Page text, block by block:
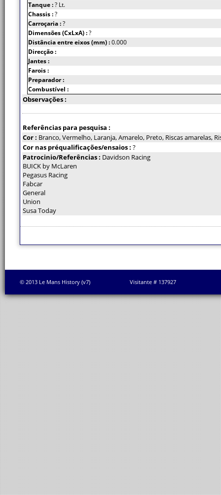
Tanque :? Lt.
Chassis :?
Carroçaria :?
Dimensões (CxLxA) :?
Distância entre eixos (mm) :0.000
Direcção :
Jantes :
Farois :
Preparador :
Combustível :
Observações :
Referências para pesquisa :
Cor : Branco, Vermelho, Laranja, Amarelo, Preto, Riscas amarelas,
Cor nas préqualificações/ensaios : ?
Patrocinio/Referências : Davidson Racing
BUICK by McLaren
Pegasus Racing
Fabcar
General
Union
Susa Today
© 2013 Le Mans History (v7) Visitante # 137927